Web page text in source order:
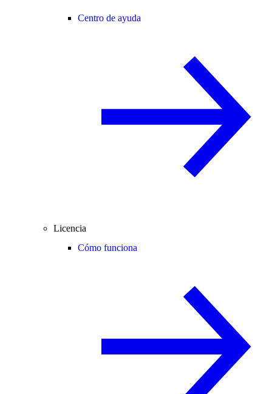
Centro de ayuda
Licencia
Cómo funciona